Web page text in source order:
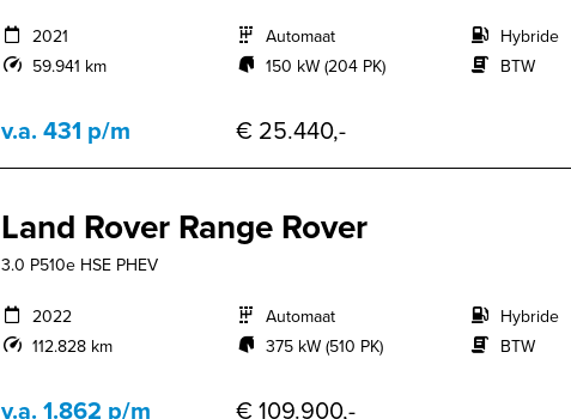
2021
59.941 km
Automaat
150 kW (204 PK)
Hybride
BTW
v.a. 431 p/m € 25.440,-
Land Rover Range Rover
3.0 P510e HSE PHEV
2022
112.828 km
Automaat
375 kW (510 PK)
Hybride
BTW
v.a. 1.862 p/m € 109.900,-